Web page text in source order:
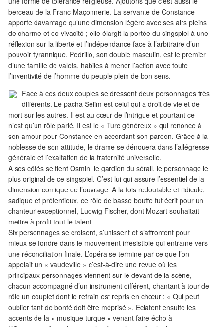
berceau de la Franc-Maçonnerie. La servante de Constance
apporte davantage qu’une dimension légère avec ses airs pleins
de charme et de vivacité ; elle élargit la portée du singspiel à une
réflexion sur la liberté et l’indépendance face à l’arbitraire d’un
pouvoir tyrannique. Pedrillo, son double masculin, est le premier
d’une famille de valets, habiles à mener l’action avec toute
l’inventivité de l’homme du peuple plein de bon sens.
Face à ces deux couples se dressent deux personnages très
différents. Le pacha Selim est celui qui a droit de vie et de
mort sur les autres. Il est au cœur de l’intrigue et pourtant ce
n’est qu’un rôle parlé. Il est le « Turc généreux » qui renonce à
son amour pour Constance en accordant son pardon. Grâce à la
noblesse de son attitude, le drame se dénouera dans l’allégresse
générale et l’exaltation de la fraternité universelle.
A ses côtés se tient Osmin, le gardien du sérail, le personnage le
plus original de ce singspiel. C’est lui qui assure l’essentiel de la
dimension comique de l’ouvrage. A la fois redoutable et ridicule,
sadique et prétentieux, ce rôle de basse bouffe fut écrit pour un
chanteur exceptionnel, Ludwig Fischer, dont Mozart souhaitait
mettre à profit tout le talent.
Six personnages se croisent, s’unissent et s’affrontent pour
mieux se fondre dans le mouvement irrésistible qui entraîne vers
une réconciliation finale. L’opéra se termine par ce que l’on
appelait un « vaudeville » c’est-à-dire une revue où les
principaux personnages viennent sur le devant de la scène,
chacun accompagné d’un instrument différent, chantant à tour de
rôle un couplet dont le refrain est repris en chœur : « Qui peut
oublier tant de bonté doit être méprisé ». Eclatent ensuite les
accents de la « musique turque » venant faire écho à